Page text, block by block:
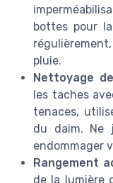
bottes pour
pluie.
Nettoyage
les taches
tenaces,
du daim. Ne
endommager
Rangement
de la lumière